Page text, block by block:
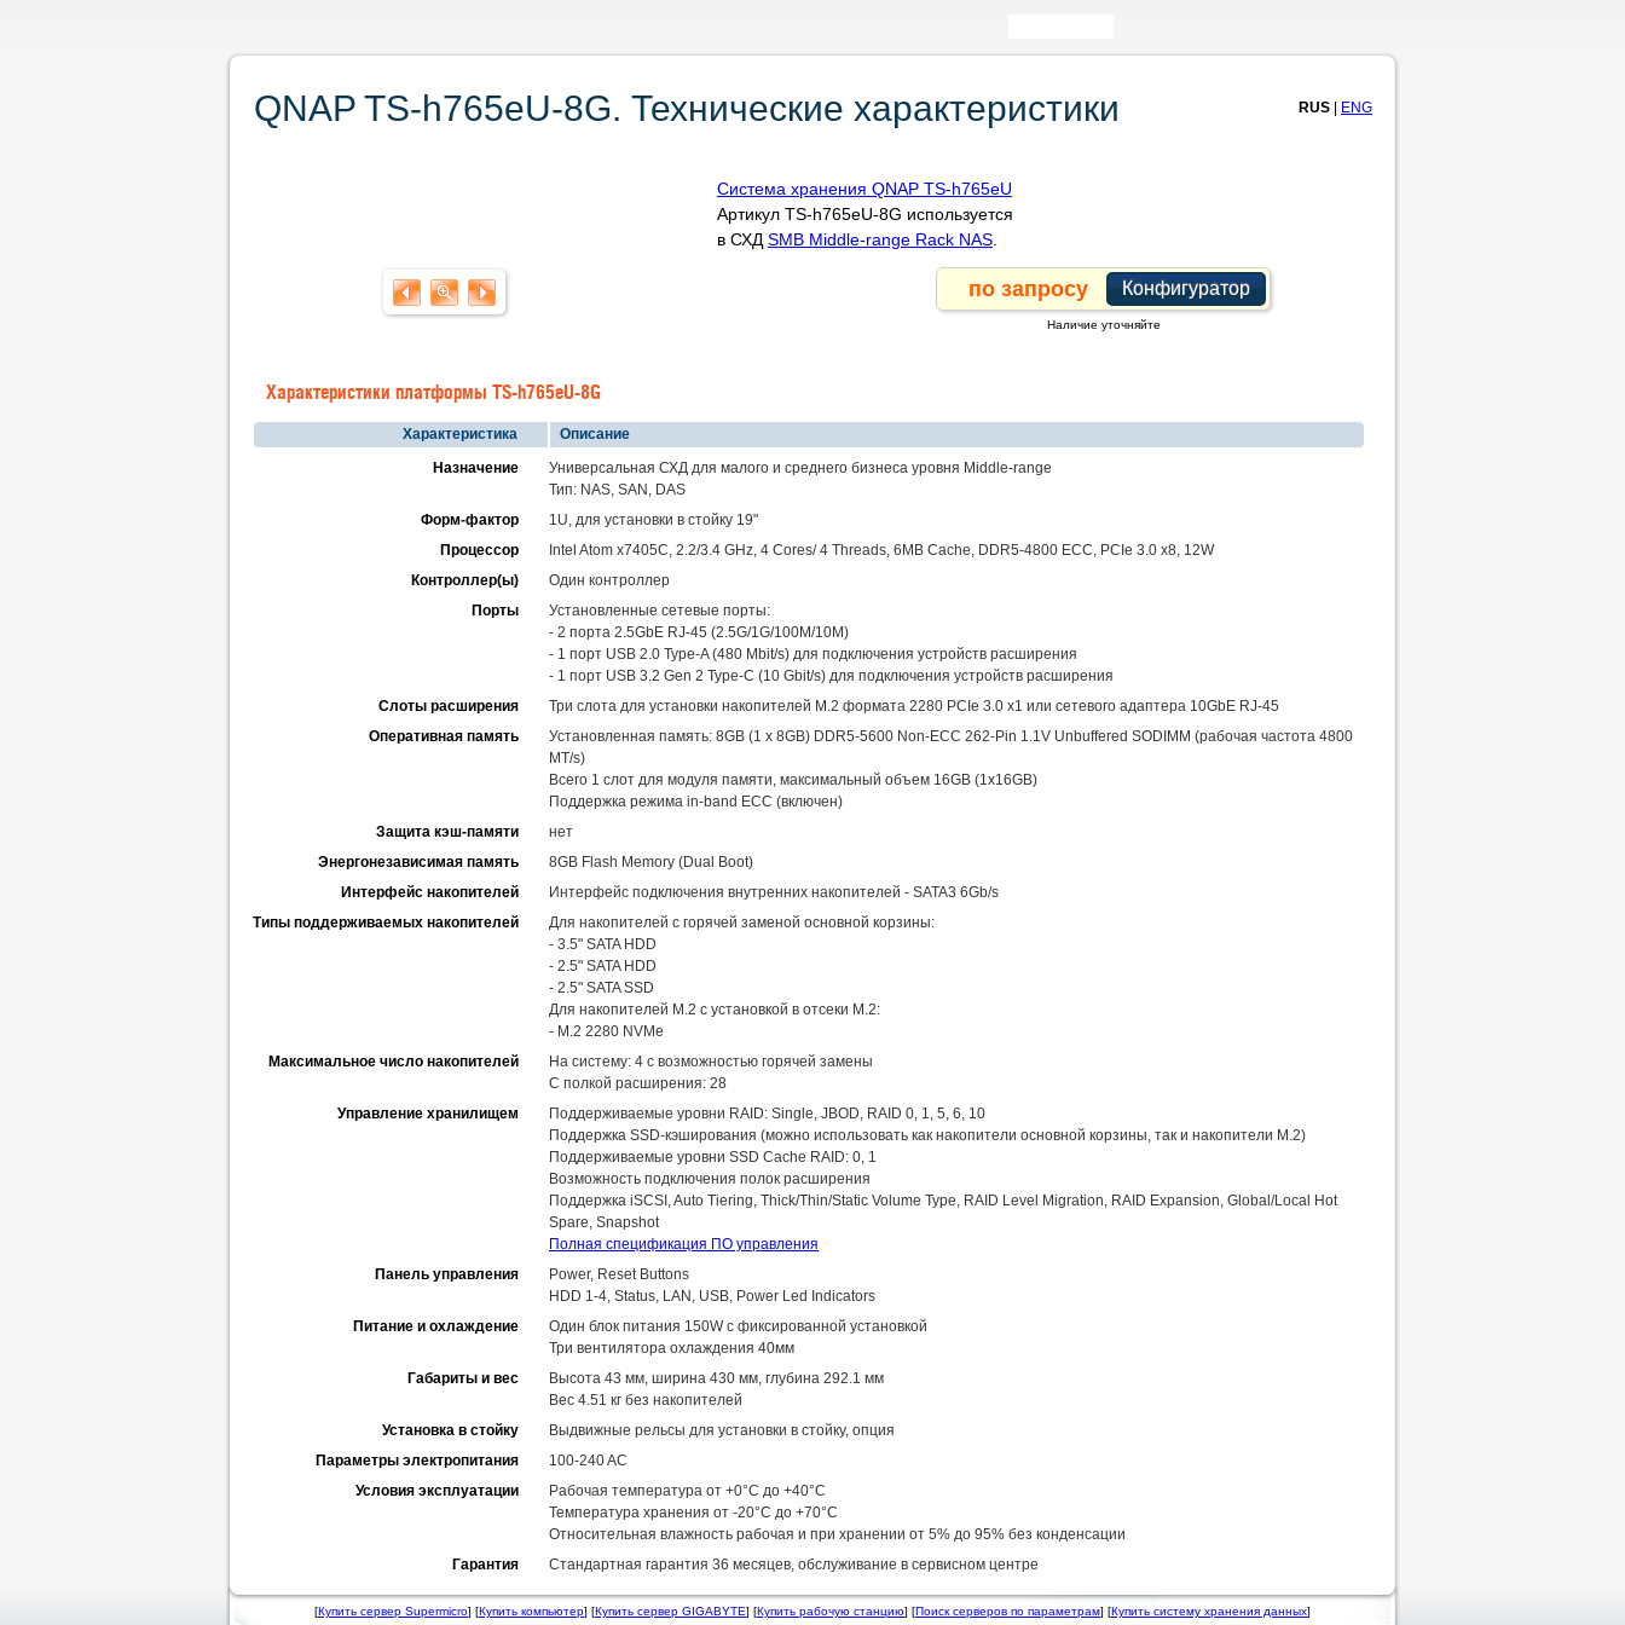
QNAP TS-h765eU-8G. Технические характеристики RUS ENG
Система хранения QNAP TS-h765eU
Артикул TS-h765eU-8G используется
в СХД SMB Middle-range Rack NAS
Конфигуратор
Наличие уточняйте
Характеристики платформы TS-h765eU-8G
Характеристика
Описание
Назначение
Универсальная СХД для малого и среднего бизнеса уровня Middle-range
Тип: NAS, SAN, DAS
Форм-фактор
1U, для установки в стойку 19"
Процессор
Intel Atom x7405C, 2.2/3.4 GHz, 4 Cores/ 4 Threads, 6MB Cache, DDR5-4800 ECC, PCIe 3.0 x8, 12W
Контроллер(ы)
Один контроллер
Порты
Установленные сетевые порты:
- 2 порта 2.5GbE RJ-45 (2.5G/1G/100M/10M)
- 1 порт USB 2.0 Type-A (480 Mbit/s) для подключения устройств расширения
- 1 порт USB 3.2 Gen 2 Type-C (10 Gbit/s) для подключения устройств расширения
Слоты расширения
Три слота для установки накопителей M.2 формата 2280 PCIe 3.0 x1 или сетевого адаптера 10GbE RJ-45
Оперативная память
Установленная память: 8GB (1 x 8GB) DDR5-5600 Non-ECC 262-Pin 1.1V Unbuffered SODIMM (рабочая частота 4800
MT/s)
Всего 1 слот для модуля памяти, максимальный объем 16GB (1x16GB)
Поддержка режима in-band ECC (включен)
Защита кэш-памяти
нет
Энергонезависимая память
8GB Flash Memory (Dual Boot)
Интерфейс накопителей
Интерфейс подключения внутренних накопителей - SATA3 6Gb/s
Типы поддерживаемых накопителей
Для накопителей с горячей заменой основной корзины:
- 3.5" SATA HDD
- 2.5" SATA HDD
- 2.5" SATA SSD
Для накопителей M.2 с установкой в отсеки M.2:
- M.2 2280 NVMe
Максимальное число накопителей
На систему: 4 с возможностью горячей замены
С полкой расширения: 28
Управление хранилищем
Поддерживаемые уровни RAID: Single, JBOD, RAID 0, 1, 5, 6, 10
Поддержка SSD-кэширования (можно использовать как накопители основной корзины, так и накопители M.2)
Поддерживаемые уровни SSD Cache RAID: 0, 1
Возможность подключения полок расширения
Поддержка iSCSI, Auto Tiering, Thick/Thin/Static Volume Type, RAID Level Migration, RAID Expansion, Global/Local Hot
Spare, Snapshot
Полная спецификация ПО управления
Панель управления
Power, Reset Buttons
HDD 1-4, Status, LAN, USB, Power Led Indicators
Питание и охлаждение
Один блок питания 150W с фиксированной установкой
Три вентилятора охлаждения 40мм
Габариты и вес
Высота 43 мм, ширина 430 мм, глубина 292.1 мм
Вес 4.51 кг без накопителей
Установка в стойку
Выдвижные рельсы для установки в стойку, опция
Параметры электропитания
100-240 AC
Условия эксплуатации
Рабочая температура от +0°C до +40°C
Температура хранения от -20°C до +70°C
Относительная влажность рабочая и при хранении от 5% до 95% без конденсации
Гарантия
Стандартная гарантия 36 месяцев, обслуживание в сервисном центре
[Купить сервер Supermicro] [Купить компьютер] [Купить сервер GIGABYTE] [Купить рабочую станцию] [Поиск серверов по параметрам] [Купить систему хранения данных]